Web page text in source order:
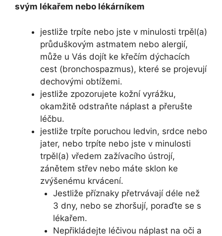
svým lékařem nebo lékárníkem
jestliže trpíte nebo jste v minulosti trpěl(a)
průduškovým astmatem nebo alergií,
může u Vás dojít ke křečím dýchacích
cest (bronchospazmus), které se projevují
dechovými obtížemi.
jestliže zpozorujete kožní vyrážku,
okamžitě odstraňte náplast a přerušte
léčbu.
jestliže trpíte poruchou ledvin, srdce nebo
jater, nebo trpíte nebo jste v minulosti
trpěl(a) vředem zažívacího ústrojí,
zánětem střev nebo máte sklon ke
zvýšenému krvácení.
Jestliže příznaky přetrvávají déle než
3 dny, nebo se zhoršují, poraďte se s
lékařem.
Nepřikládejte léčivou náplast na oči a